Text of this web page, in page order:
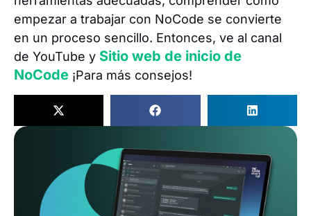
empezar a trabajar con NoCode se convierte
en un proceso sencillo. Entonces, ve al canal
de YouTube y Sitio web de inicio de
NoCode ¡Para más consejos!